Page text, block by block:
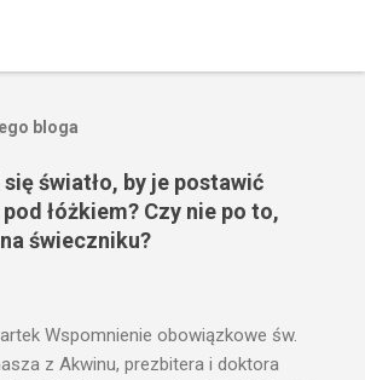
bloga
światło, by je postawić
łóżkiem? Czy nie po to,
świeczniku?
Wspomnienie obowiązkowe św.
z Akwinu, prezbitera i doktora